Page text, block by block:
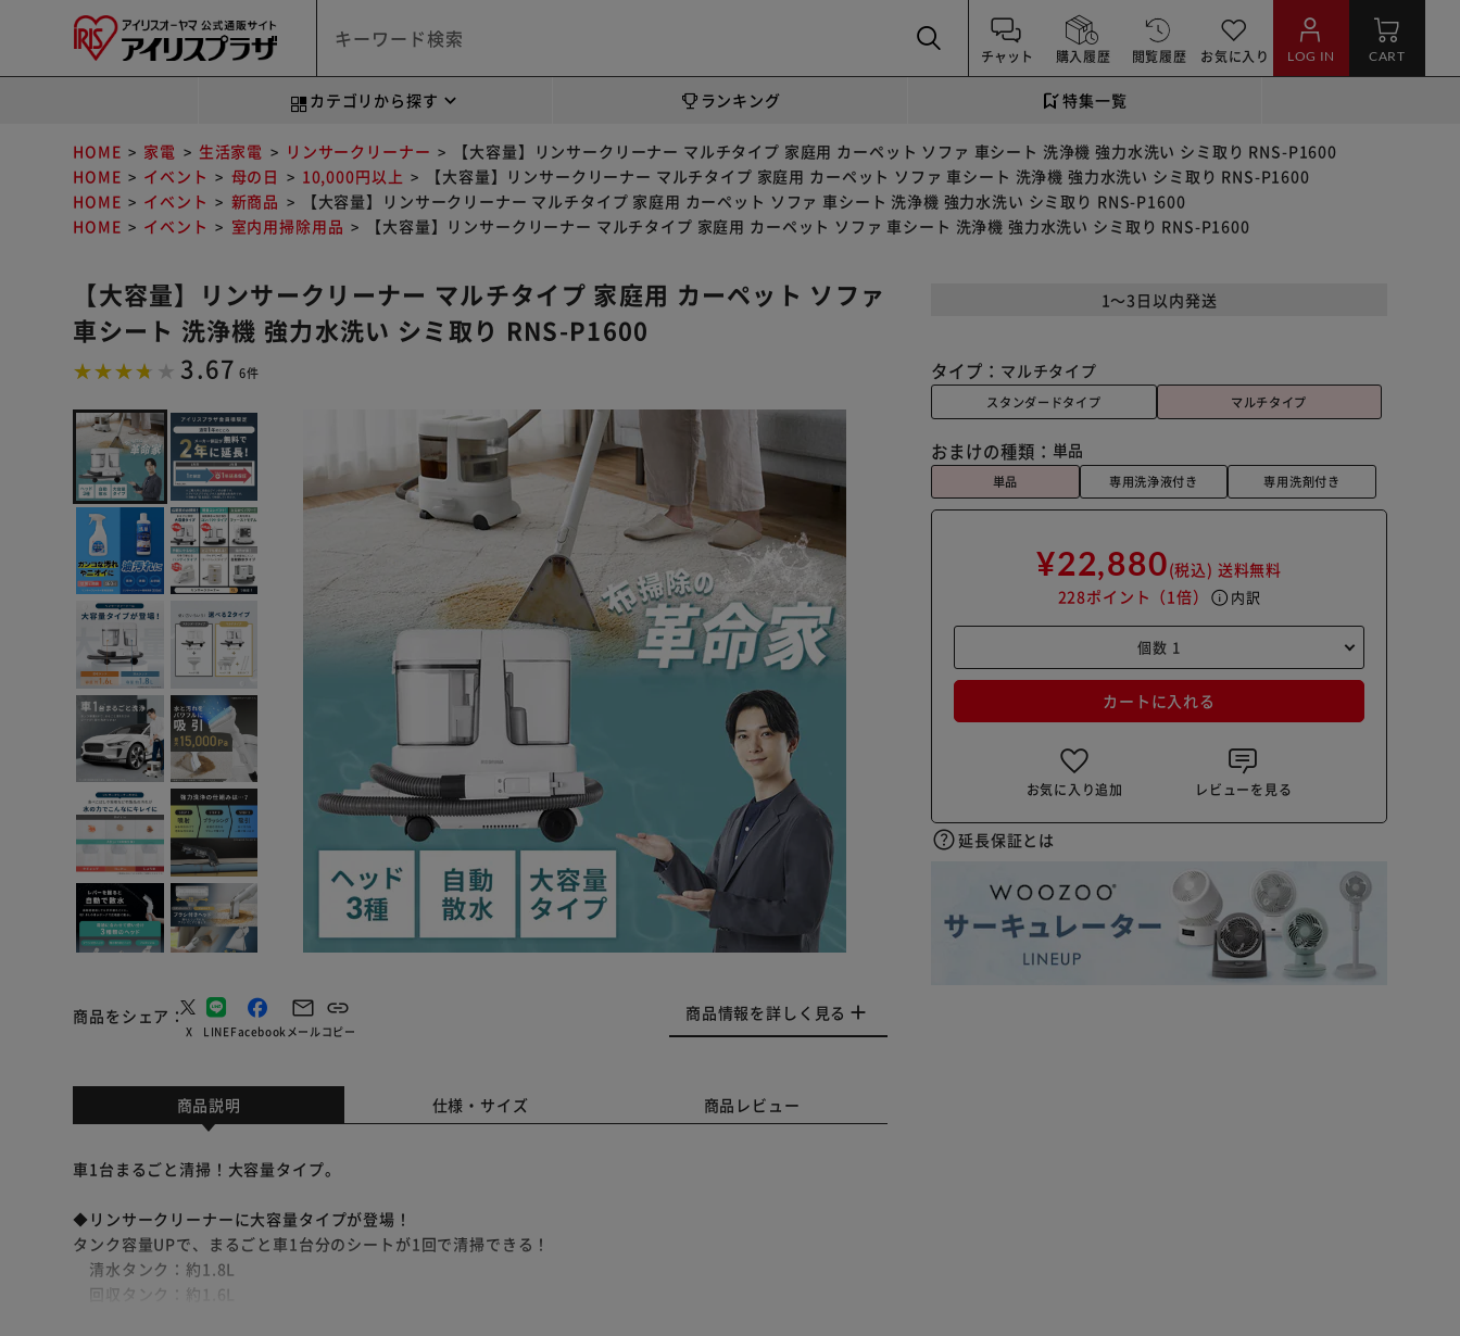
チャット 購入履歴 閲覧履歴 お気に入り LOG IN CART
カテゴリから探す ランキング 特集一覧
HOME 家電 生活家電 リンサークリーナー
【大容量】リンサークリーナー マルチタイプ 家庭用 カーペット ソファ 車シート 洗浄機 強力水洗い シミ取り RNS-P1600
HOME
イベント 母の日 10,000円以上
【大容量】リンサークリーナー マルチタイプ 家庭用 カーペット ソファ 車シート 洗浄機 強力水洗い シミ取り RNS-P1600
HOME
イベント 新商品
【大容量】リンサークリーナー マルチタイプ 家庭用 カーペット ソファ 車シート 洗浄機 強力水洗い シミ取り RNS-P1600
HOME
イベント 室内用掃除用品 【大容量】リンサークリーナー マルチタイプ 家庭用 カーペット ソファ 車シート 洗浄機 強力水洗い シミ取り RNS-P1600
【大容量】リンサークリーナー マルチタイプ 家庭用 カーペット ソファ
車シート 洗浄機 強力水洗い シミ取り RNS-P1600
3.67 6件
商品をシェア
X LINEFacebookメールコピー
商品情報を詳しく見る
1～3日以内発送
タイプ： マルチタイプ
スタンダードタイプ マルチタイプ
おまけの種類： 単品
単品 専用洗浄液付き 専用洗剤付き
¥22,880(税込) 送料無料
228ポイント （1倍） info 内訳
カートに入れる
お気に入り追加 レビューを見る
延長保証とは
商品説明 仕様・サイズ 商品レビュー
車1台まるごと清掃！大容量タイプ。
◆リンサークリーナーに大容量タイプが登場！
タンク容量UPで、まるごと車1台分のシートが1回で清掃できる！
清水タンク：約1.8L
回収タンク：約1.6L